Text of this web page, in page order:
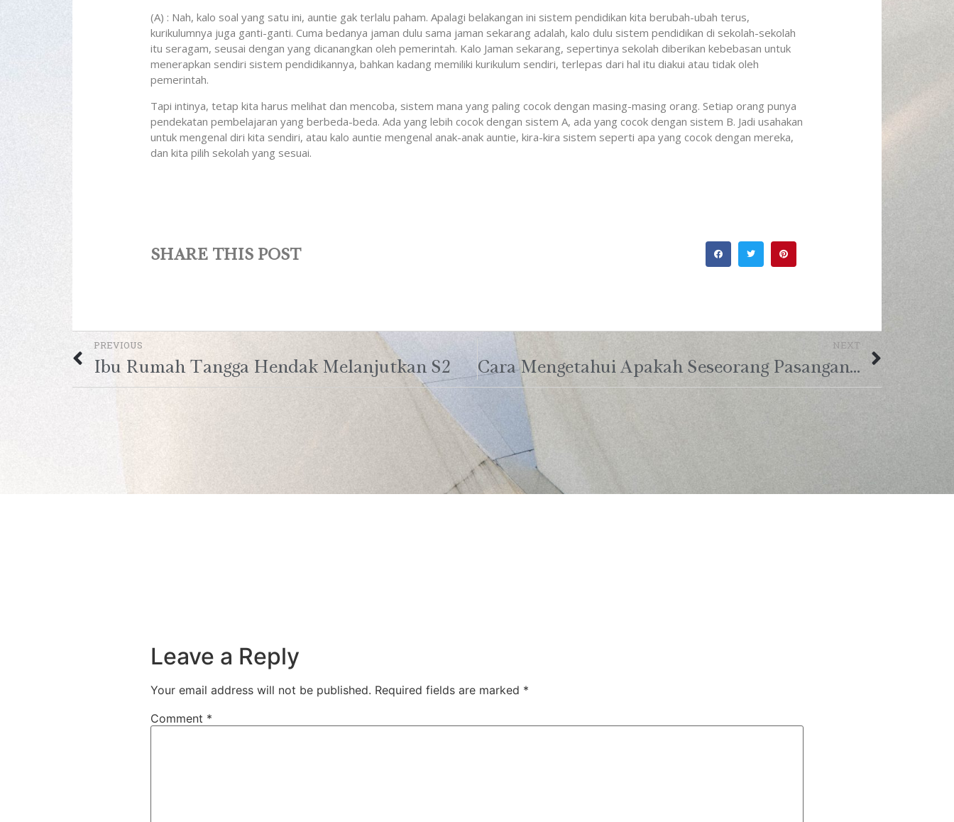
(A) : Nah, kalo soal yang satu ini, auntie gak terlalu paham. Apalagi belakangan ini sistem pendidikan kita berubah-ubah terus,
kurikulumnya juga ganti-ganti. Cuma bedanya jaman dulu sama jaman sekarang adalah, kalo dulu sistem pendidikan di sekolah-sekolah
itu seragam, seusai dengan yang dicanangkan oleh pemerintah. Kalo Jaman sekarang, sepertinya sekolah diberikan kebebasan untuk
menerapkan sendiri sistem pendidikannya, bahkan kadang memiliki kurikulum sendiri, terlepas dari hal itu diakui atau tidak oleh
pemerintah.
Tapi intinya, tetap kita harus melihat dan mencoba, sistem mana yang paling cocok dengan masing-masing orang. Setiap orang punya
pendekatan pembelajaran yang berbeda-beda. Ada yang lebih cocok dengan sistem A, ada yang cocok dengan sistem B. Jadi usahakan
untuk mengenal diri kita sendiri, atau kalo auntie mengenal anak-anak auntie, kira-kira sistem seperti apa yang cocok dengan mereka,
dan kita pilih sekolah yang sesuai.
SHARE THIS POST
PREVIOUS
Ibu Rumah Tangga Hendak Melanjutkan S2
NEXT
Cara Mengetahui Apakah Seseorang Pasangan Hidup Kita
Leave a Reply
Your email address will not be published. Required fields are marked *
Comment *